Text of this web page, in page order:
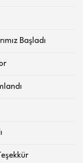
Başladı